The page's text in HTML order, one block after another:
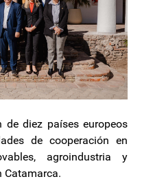
de diez países europeos
de cooperación en
agroindustria y
Catamarca.